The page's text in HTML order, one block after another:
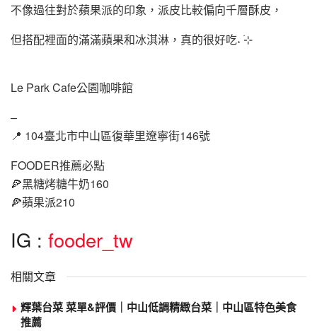
不像過往對於蘋果派的印象，派皮比較偏向千層酥皮，
但搭配裡面的滿滿蘋果和冰淇淋，真的很好吃˖ ࣪⊹
Le Park Cafe公園咖啡館
–
📍 104臺北市中山區復華里遼寧街146號
FOODER推薦必點
🍕黑糖烤糖牛奶160
🍕蘋果派210
IG : fooder_tw
相關文章
輝葉台菜 菜單&評價｜中山低調精緻台菜｜中山區特色美食
推薦